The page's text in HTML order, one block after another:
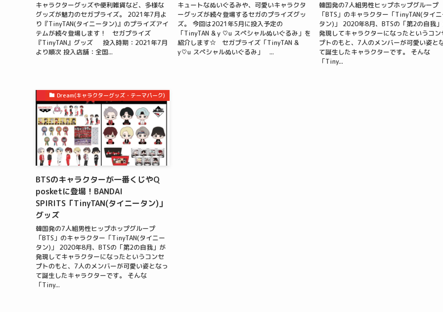
キャラクターグッズや便利雑貨など、多様な
グッズが魅力のセガプライズ。 2021年7月よ
り『TinyTAN(タイニータン)』のプライズアイ
テムが続々登場します！ セガプライズ
『TinyTAN』グッズ 投入時期：2021年7月
より順次 投入店舗：全国...
キュートなぬいぐるみや、可愛いキャラクタ
ーグッズが続々登場するセガのプライズグッ
ズ。 今回は2021年5月に投入予定の
「TinyTAN &ｙ♡u スペシャルぬいぐるみ」を
紹介します☆ セガプライズ「TinyTAN &
y♡u スペシャルぬいぐるみ」 ...
韓国発の7人組男性ヒップホップグループ
「BTS」のキャラクター「TinyTAN(タイ
タン)」 2020年8月、BTSの「第2の自我
発現してキャラクターになったというコン
プトのもと、7人のメンバーが可愛い姿と
て誕生したキャラクターです。 そんな
「Tiny...
Dream(キャラクターグッズ・テーマパーク)
BTSのキャラクターが一番くじやQ
posketに登場！BANDAI
SPIRITS「TinyTAN(タイニータン)」
グッズ
韓国発の7人組男性ヒップホップグループ
「BTS」のキャラクター「TinyTAN(タイニー
タン)」 2020年8月、BTSの「第2の自我」が
発現してキャラクターになったというコンセ
プトのもと、7人のメンバーが可愛い姿となっ
て誕生したキャラクターです。 そんな
「Tiny...